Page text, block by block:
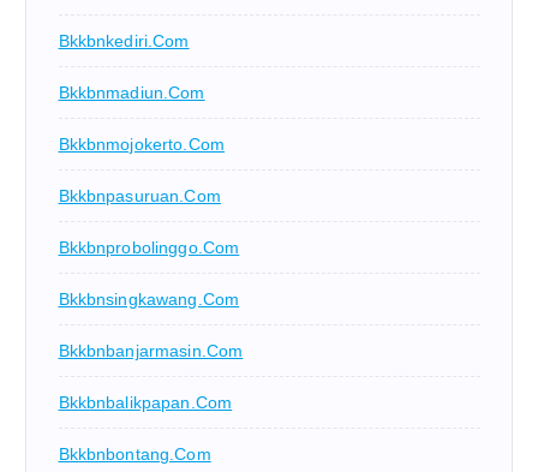
Bkkbnkediri.com
Bkkbnmadiun.com
Bkkbnmojokerto.com
Bkkbnpasuruan.com
Bkkbnprobolinggo.com
Bkkbnsingkawang.com
Bkkbnbanjarmasin.com
Bkkbnbalikpapan.com
Bkkbnbontang.com